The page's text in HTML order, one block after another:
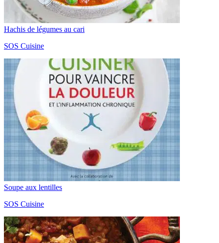
Hachis de légumes au cari
SOS Cuisine
Soupe aux lentilles
SOS Cuisine